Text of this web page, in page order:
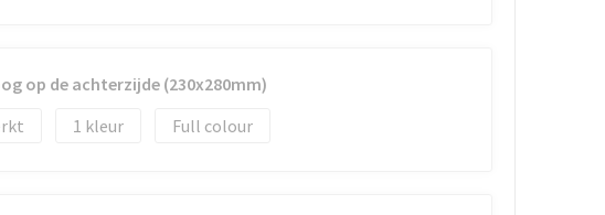
op de achterzijde (230x280mm)
1 Full colour